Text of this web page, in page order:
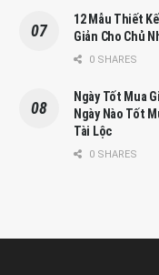
12 Mẫu Thiết
Giản Cho Chủ
0 SHARES
Ngày Tốt Mua
Ngày Nào Tốt
Tài Lộc
0 SHARES